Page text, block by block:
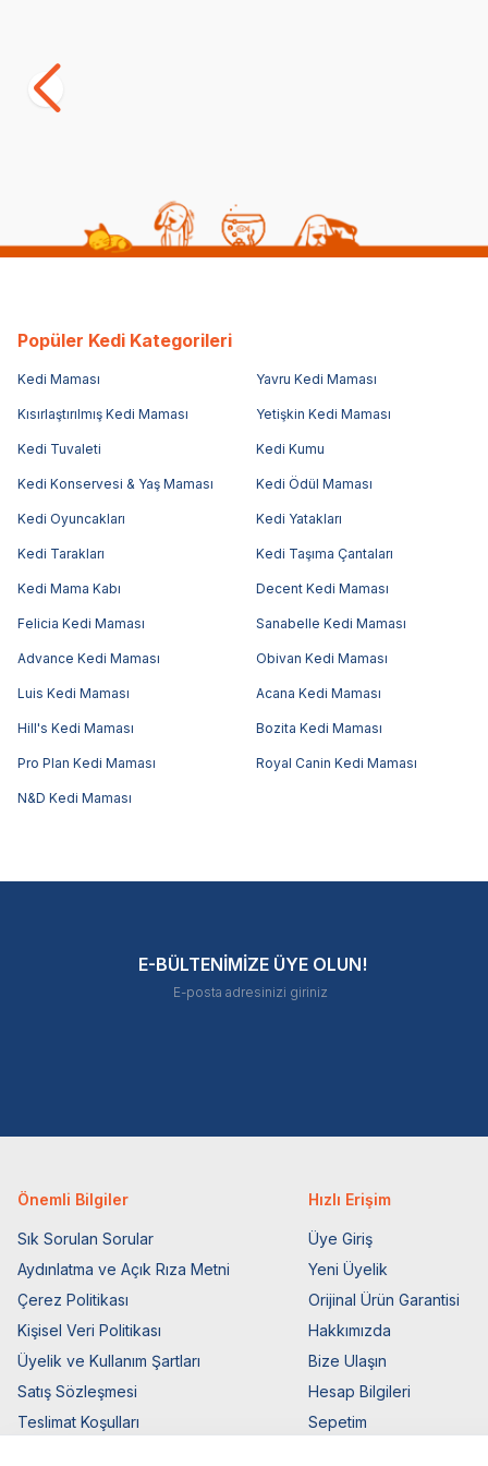
599,00
Popüler Kedi Kategorileri
Kedi Maması Yavru Kedi Maması
Kısırlaştırılmış Kedi Maması Yetişkin Kedi Maması
Kedi Tuvaleti Kedi Kumu
Kedi Konservesi & Yaş Maması Kedi Ödül Maması
Kedi Oyuncakları Kedi Yatakları
Kedi Tarakları Kedi Taşıma Çantaları
Kedi Mama Kabı Decent Kedi Maması
Felicia Kedi Maması Sanabelle Kedi Maması
Advance Kedi Maması Obivan Kedi Maması
Luis Kedi Maması Acana Kedi Maması
Hill's Kedi Maması Bozita Kedi Maması
Pro Plan Kedi Maması Royal Canin Kedi Maması
N&D Kedi Maması
E-BÜLTENİMİZE ÜYE OLUN!
Önemli Bilgiler
Sık Sorulan Sorular
Aydınlatma ve Açık Rıza Metni
Çerez Politikası
Kişisel Veri Politikası
Üyelik ve Kullanım Şartları
Satış Sözleşmesi
Teslimat Koşulları
Hızlı Erişim
Üye Giriş
Yeni Üyelik
Orijinal Ürün Garantisi
Hakkımızda
Bize Ulaşın
Hesap Bilgileri
Sepetim